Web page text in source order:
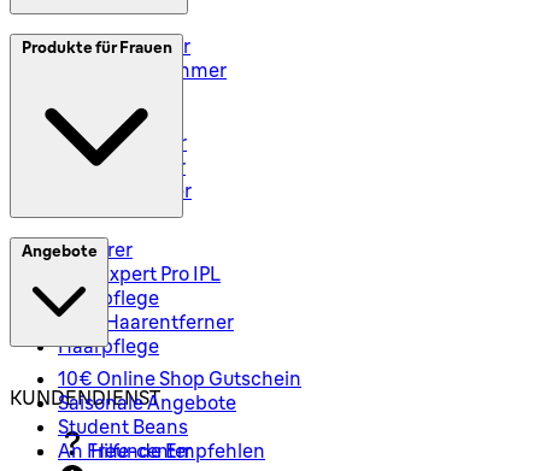
Elektrorasierer
Styler und Trimmer
Rasiersets
Rasierzubehör
Body Groomer
Haarschneider
Produkte für Frauen
Epilierer
Silk-Expert Pro IPL
Hautpflege
Mini-Haarentferner
Haarpflege
Angebote
10€ Online Shop Gutschein
Saisonale Angebote
Student Beans
An Freunde Empfehlen
KUNDENDIENST
Hilfe-center